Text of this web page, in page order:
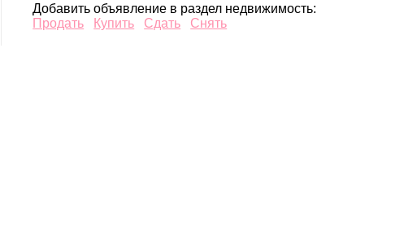
Добавить объявление в раздел недвижимость:
Продать
Купить Сдать Снять